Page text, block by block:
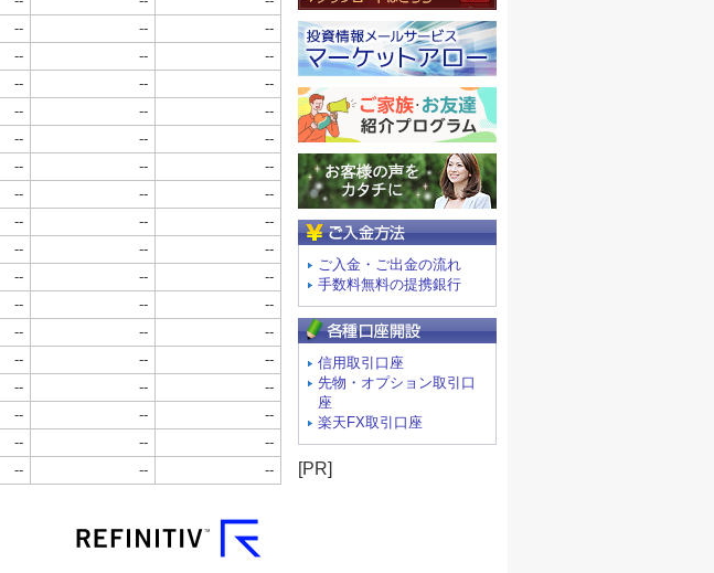
ご入金・ご出金の流れ
手数料無料の提携銀行
信用取引口座
先物・オプション取引口
座
楽天FX取引口座
[PR]